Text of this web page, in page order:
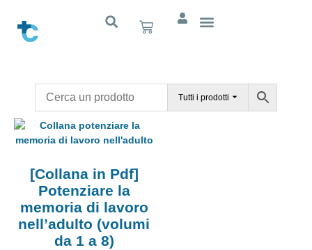
Tutti i prodotti
[Collana in Pdf]
Potenziare la
memoria di lavoro
nell’adulto (volumi
da 1 a 8)